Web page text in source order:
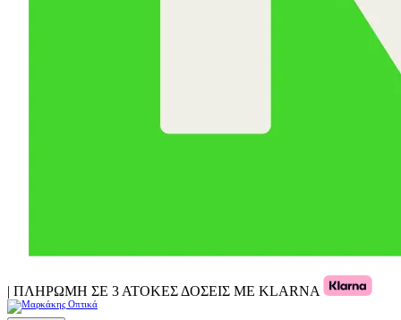
| ΠΛΗΡΩΜΗ ΣΕ 3 ΑΤΟΚΕΣ ΔΟΣΕΙΣ ΜΕ KLARNA